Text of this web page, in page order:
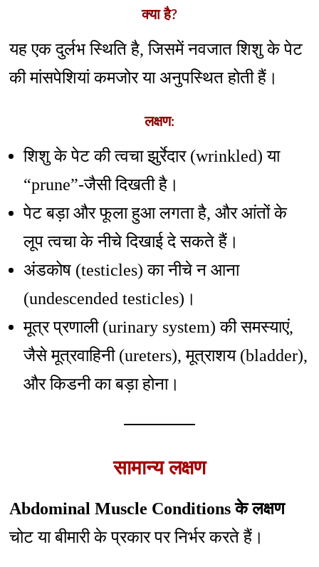
क्या है?
यह एक दुर्लभ स्थिति है, जिसमें नवजात शिशु के पेट
की मांसपेशियां कमजोर या अनुपस्थित होती हैं।
लक्षण:
शिशु के पेट की त्वचा झुर्रेदार (wrinkled) या
“prune”-जैसी दिखती है।
पेट बड़ा और फूला हुआ लगता है, और आंतों के
लूप त्वचा के नीचे दिखाई दे सकते हैं।
अंडकोष (testicles) का नीचे न आना
(undescended testicles)।
मूत्र प्रणाली (urinary system) की समस्याएं,
जैसे मूत्रवाहिनी (ureters), मूत्राशय (bladder),
और किडनी का बड़ा होना।
सामान्य लक्षण
Abdominal Muscle Conditions के लक्षण
चोट या बीमारी के प्रकार पर निर्भर करते हैं।